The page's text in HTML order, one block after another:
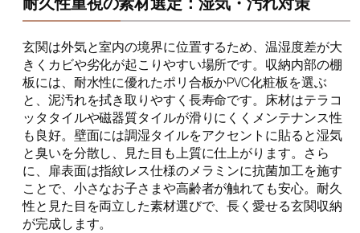
玄関は外気と室内の境界に位置するため、温湿度差が大
きくカビや劣化が起こりやすい場所です。収納内部の棚
板には、耐水性に優れたポリ合板かPVC化粧板を選ぶ
と、泥汚れを拭き取りやすく長寿命です。床材はテラコ
ッタタイルや磁器質タイルが滑りにくくメンテナンス性
も良好。壁面には調湿タイルをアクセントに貼ると湿気
と臭いを分散し、見た目も上質に仕上がります。さら
に、扉表面は指紋レス仕様のメラミンに抗菌加工を施す
ことで、小さなお子さまや高齢者が触れても安心。耐久
性と見た目を両立した素材選びで、長く愛せる玄関収納
が完成します。